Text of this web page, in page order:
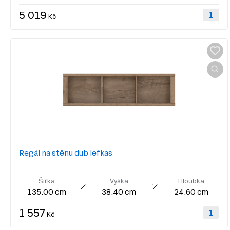
5 019 Kč
Regál na stěnu dub lefkas
Šířka
135.00 cm
Výška
38.40 cm
Hloubka
24.60 cm
1 557 Kč